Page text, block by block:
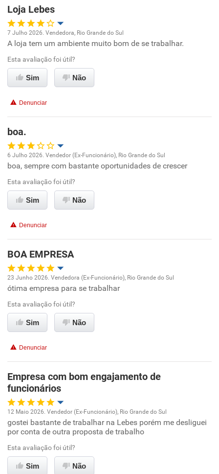
Recomenda esta empresa
Recomenda a diretoria
Loja Lebes
Oportunidade de promoção
Ambiente de trabalho
Benefícios
Recomenda esta empresa
Recomenda a diretoria
7 Julho 2026. Vendedora, Rio Grande do Sul
A loja tem um ambiente muito bom de se trabalhar.
Esta avaliação foi útil?
Sim Não
Denunciar
boa.
Oportunidade de promoção
Ambiente de trabalho
Benefícios
Recomenda esta empresa
Recomenda a diretoria
6 Julho 2026. Vendedor (Ex-Funcionário), Rio Grande do Sul
boa, sempre com bastante oportunidades de crescer
Esta avaliação foi útil?
Sim Não
Denunciar
BOA EMPRESA
Oportunidade de promoção
Ambiente de trabalho
Benefícios
Recomenda esta empresa
Recomenda a diretoria
23 Junho 2026. Vendedora (Ex-Funcionário), Rio Grande do Sul
ótima empresa para se trabalhar
Esta avaliação foi útil?
Sim Não
Denunciar
Empresa com bom engajamento de
funcionários
Oportunidade de promoção
Ambiente de trabalho
Conciliação com a vida familiar
12 Maio 2026. Vendedor (Ex-Funcionário), Rio Grande do Sul
gostei bastante de trabalhar na Lebes porém me desliguei
por conta de outra proposta de trabalho
Esta avaliação foi útil?
Sim Não